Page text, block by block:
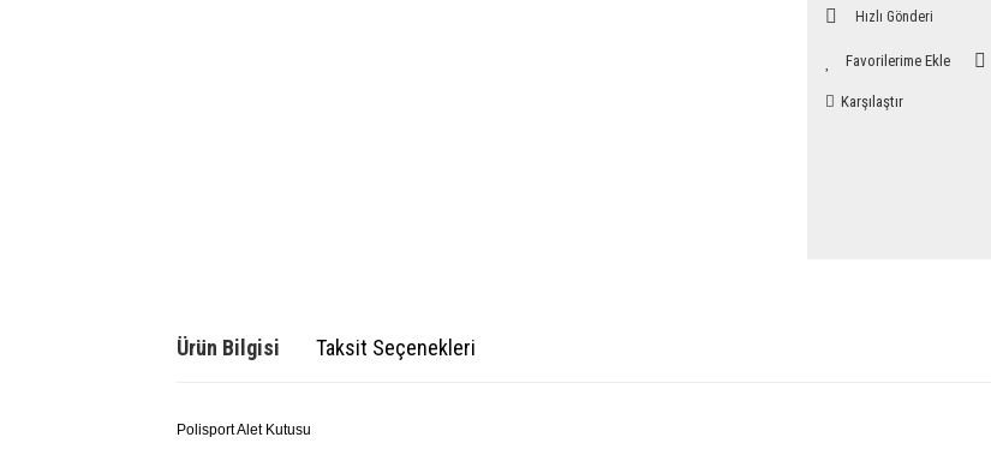
Hızlı Gönderi
Karşılaştır
Ürün Bilgisi Taksit Seçenekleri
Polisport Alet Kutusu